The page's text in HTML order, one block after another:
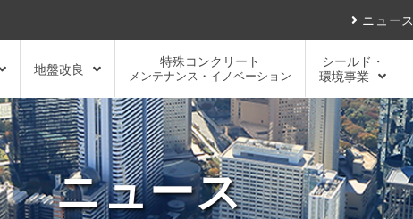
ニュース
地盤改良
特殊コンクリート
メンテナンス・イノベーション
シールド・
環境事業
ニュース